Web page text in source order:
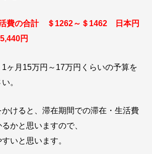
費の合計 ＄1262～＄1462 日本円
円
ヶ月15万円～17万円くらいの予算を
。
けると、滞在期間での滞在・生活費
かと思いますので、
いと思います。